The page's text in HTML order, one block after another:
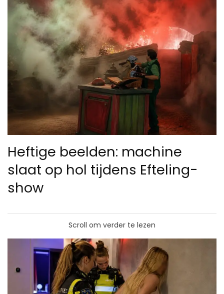
Heftige beelden: machine
slaat op hol tijdens Efteling-
show
Scroll om verder te lezen